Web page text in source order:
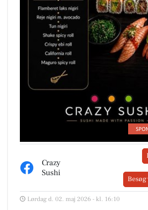
Crazy
Sushi
Lørdag d. 02. maj 2026 - kl. 16:10